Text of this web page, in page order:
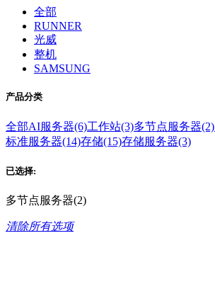
全部
RUNNER
光威
整机
SAMSUNG
产品分类
全部AI服务器(6)工作站(3)多节点服务器(2)
标准服务器(14)存储(15)存储服务器(3)
已选择:
多节点服务器(2)
清除所有选项